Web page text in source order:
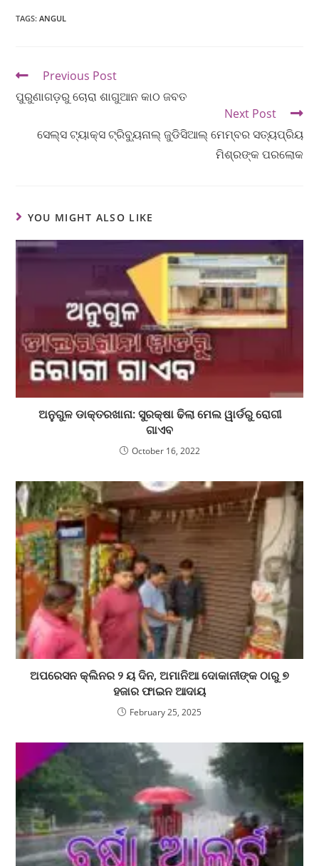
TAGS:ANGUL
Previous Post
ପୁରୁଣାଗଡ଼ରୁ ଚୋରା ଶାଗୁଆନ କାଠ ଜବତ
Next Post
ସେଲ୍ସ ଟ୍ୟାକ୍ସ ଟ୍ରିବ୍ୟୁନାଲ୍ ଜୁଡିସିଆଲ୍ ମେମ୍ବର ସତ୍ୟପ୍ରିୟ
ମିଶ୍ରଙ୍କ ପରଲୋକ
YOU MIGHT ALSO LIKE
ଅନୁଗୁଳ ଡାକ୍ତରଖାନା: ସୁରକ୍ଷା ଢିଲା ମେଲ ୱାର୍ଡରୁ ରୋଗୀ
ଗାଏବ
October 16, 2022
ଅପରେସନ କ୍ଲିନର ୨ ୟ ଦିନ, ଅମାନିଆ ଦୋକାନୀଙ୍କ ଠାରୁ ୭
ହଜାର ଫାଇନ ଆଦାୟ
February 25, 2025